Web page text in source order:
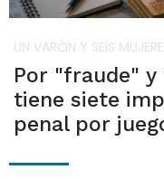
UN VARÓN Y SEIS
Por "fraude"
tiene siete
penal por